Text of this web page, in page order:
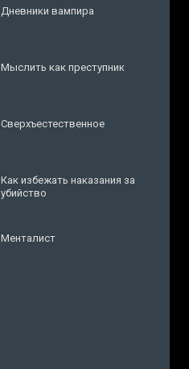
Дневники вампира
Мыслить как преступник
Сверхъестественное
Как избежать наказания за
убийство
Менталист